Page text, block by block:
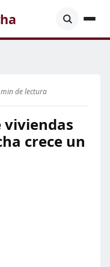
de lectura
viviendas
crece un